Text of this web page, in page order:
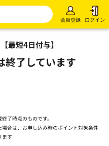
会員登録 ログイン
最短4日付与】
終了しています
了時点のものです。
合は、お申し込み時のポイント対象条件
ます